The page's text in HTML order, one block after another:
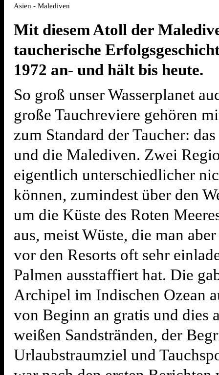
Asien - Malediven
Mit diesem Atoll der
taucherische
1972 an- und hält bis heute.
So groß unser Wasserplanet
große Tauchreviere gehören
zum Standard der Taucher:
und die Malediven. Zwei
eigentlich unterschiedlicher
können, zumindest über den
um die Küste des Roten
aus, meist Wüste, die man
vor den Resorts oft sehr
Palmen ausstaffiert hat. Die
Archipel im Indischen Ozean
von Beginn an gratis und dies
weißen Sandstränden, der
Urlaubstraumziel und